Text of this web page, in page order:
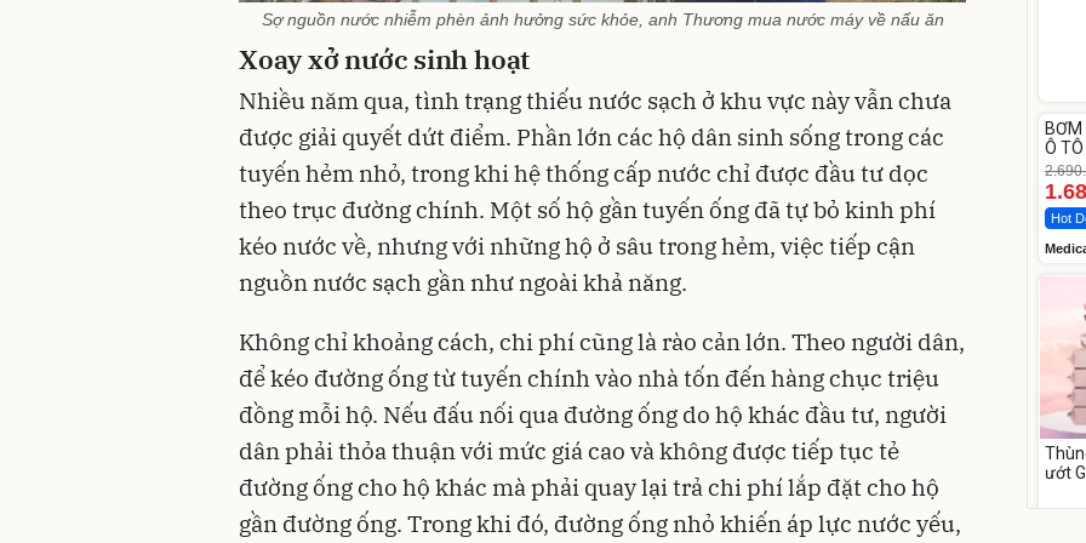
Sợ nguồn nước nhiễm phèn ảnh hưởng sức khỏe, anh Thương mua nước máy về nấu ăn
Xoay xở nước sinh hoạt
Nhiều năm qua, tình trạng thiếu nước sạch ở khu vực này vẫn chưa
được giải quyết dứt điểm. Phần lớn các hộ dân sinh sống trong các
tuyến hẻm nhỏ, trong khi hệ thống cấp nước chỉ được đầu tư dọc
theo trục đường chính. Một số hộ gần tuyến ống đã tự bỏ kinh phí
kéo nước về, nhưng với những hộ ở sâu trong hẻm, việc tiếp cận
nguồn nước sạch gần như ngoài khả năng.
Không chỉ khoảng cách, chi phí cũng là rào cản lớn. Theo người dân,
để kéo đường ống từ tuyến chính vào nhà tốn đến hàng chục triệu
đồng mỗi hộ. Nếu đấu nối qua đường ống do hộ khác đầu tư, người
dân phải thỏa thuận với mức giá cao và không được tiếp tục tẻ
đường ống cho hộ khác mà phải quay lại trả chi phí lắp đặt cho hộ
gần đường ống. Trong khi đó, đường ống nhỏ khiến áp lực nước yếu,
-37%
BƠM
Ô TÔ
Hot
ướt